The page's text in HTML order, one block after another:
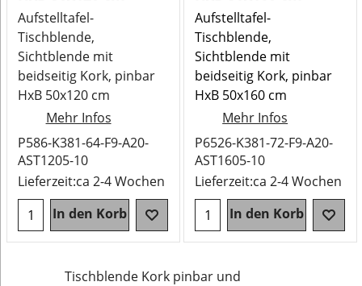
Aufstelltafel-
Tischblende,
Sichtblende mit
beidseitig Kork, pinbar
HxB 50x120 cm
Mehr Infos
P586-K381-64-F9-A20-
AST1205-10
Lieferzeit:ca 2-4 Wochen
In den Korb
Aufstelltafel-
Tischblende,
Sichtblende mit
beidseitig Kork, pinbar
HxB 50x160 cm
Mehr Infos
P6526-K381-72-F9-A20-
AST1605-10
Lieferzeit:ca 2-4 Wochen
In den Korb
Tischblende Kork pinbar und